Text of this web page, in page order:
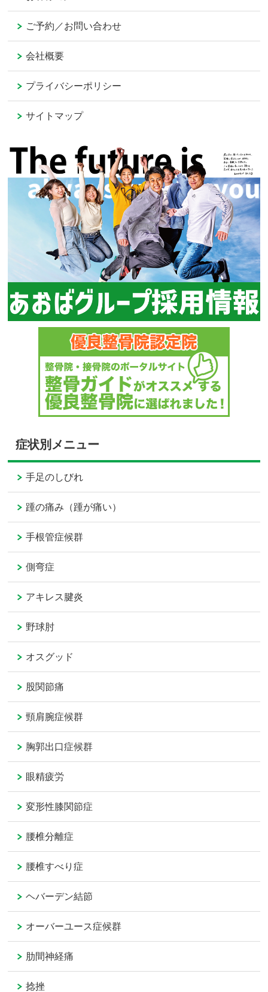
ご予約／お問い合わせ
会社概要
プライバシーポリシー
サイトマップ
症状別メニュー
手足のしびれ
踵の痛み（踵が痛い）
手根管症候群
側弯症
アキレス腱炎
野球肘
オスグッド
股関節痛
頸肩腕症候群
胸郭出口症候群
眼精疲労
変形性膝関節症
腰椎分離症
腰椎すべり症
ヘバーデン結節
オーバーユース症候群
肋間神経痛
捻挫